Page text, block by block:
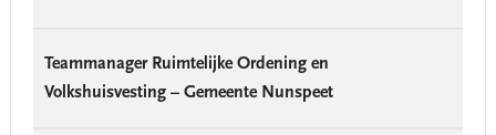
Teammanager Ruimtelijke Ordening en
Volkshuisvesting – Gemeente Nunspeet